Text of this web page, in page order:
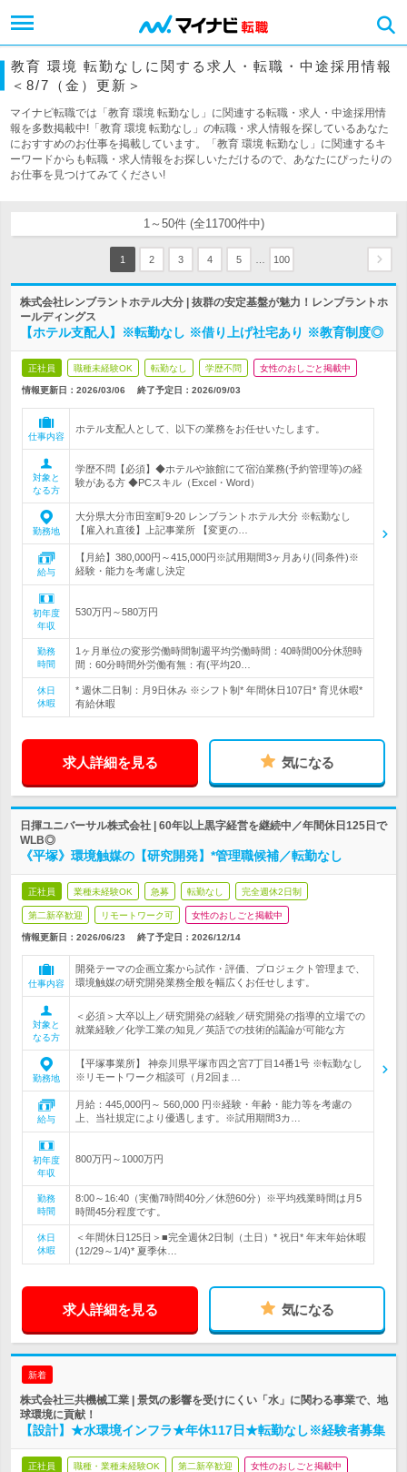
教育 環境 転勤なしに関する求人・転職・中途採用情報
＜8/7（金）更新＞
マイナビ転職では「教育 環境 転勤なし」に関連する転職・求人・中途採用情
報を多数掲載中!「教育 環境 転勤なし」の転職・求人情報を探しているあなた
におすすめのお仕事を掲載しています。「教育 環境 転勤なし」に関連するキ
ーワードからも転職・求人情報をお探しいただけるので、あなたにぴったりの
お仕事を見つけてみてください!
1～50件 (全11700件中)
1 2 3 4 5 100
株式会社レンブラントホテル大分 | 抜群の安定基盤が魅力！レンブラントホ
ールディングス
【ホテル支配人】※転勤なし ※借り上げ社宅あり ※教育制度◎
正社員 職種未経験OK 転勤なし 学歴不問 女性のおしごと掲載中
情報更新日：2026/03/06 終了予定日： 2026/09/03
仕事内容
ホテル支配人として、以下の業務をお任せいたします。
対象と
なる方
学歴不問【必須】◆ホテルや旅館にて宿泊業務(予約管理等)の経
験がある方 ◆PCスキル（Excel・Word）
勤務地
大分県大分市田室町9-20 レンブラントホテル大分 ※転勤なし
【雇入れ直後】上記事業所 【変更の…
給与
【月給】380,000円～415,000円※試用期間3ヶ月あり(同条件)※
経験・能力を考慮し決定
初年度
年収
530万円～580万円
勤務
時間
1ヶ月単位の変形労働時間制週平均労働時間：40時間00分休憩時
間：60分時間外労働有無：有(平均20…
休日
休暇
* 週休二日制：月9日休み ※シフト制* 年間休日107日* 育児休暇*
有給休暇
求人詳細を見る 気になる
日揮ユニバーサル株式会社 | 60年以上黒字経営を継続中／年間休日125日で
WLB◎
《平塚》環境触媒の【研究開発】*管理職候補／転勤なし
正社員 業種未経験OK 急募 転勤なし 完全週休2日制
第二新卒歓迎 リモートワーク可 女性のおしごと掲載中
情報更新日：2026/06/23 終了予定日： 2026/12/14
仕事内容
開発テーマの企画立案から試作・評価、プロジェクト管理まで、
環境触媒の研究開発業務全般を幅広くお任せします。
対象と
なる方
＜必須＞大卒以上／研究開発の経験／研究開発の指導的立場での
就業経験／化学工業の知見／英語での技術的議論が可能な方
勤務地
【平塚事業所】 神奈川県平塚市四之宮7丁目14番1号 ※転勤なし
※リモートワーク相談可（月2回ま…
給与
月給：445,000円～ 560,000 円※経験・年齢・能力等を考慮の
上、当社規定により優遇します。※試用期間3カ…
初年度
年収
800万円～1000万円
勤務
時間
8:00～16:40（実働7時間40分／休憩60分）※平均残業時間は月5
時間45分程度です。
休日
休暇
＜年間休日125日＞■完全週休2日制（土日）* 祝日* 年末年始休暇
(12/29～1/4)* 夏季休…
求人詳細を見る 気になる
新着
株式会社三共機械工業 | 景気の影響を受けにくい「水」に関わる事業で、地
球環境に貢献！
【設計】★水環境インフラ★年休117日★転勤なし※経験者募集
正社員 職種・業種未経験OK 第二新卒歓迎 女性のおしごと掲載中